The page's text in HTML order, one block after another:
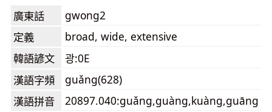
廣東話
gwong2
定義
broad, wide, extensive
韓語諺文
광:0E
漢語字頻
guǎng(628)
漢語拼音
20897.040:guǎng,guàng,kuàng,guāng